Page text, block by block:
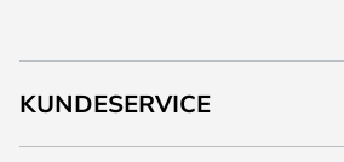
KUNDESERVICE